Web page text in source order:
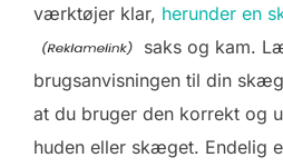
værktøjer klar, herunder en
saks og kam.
brugsanvisningen til din
at du bruger den korrekt og
huden eller skæget. Endelig